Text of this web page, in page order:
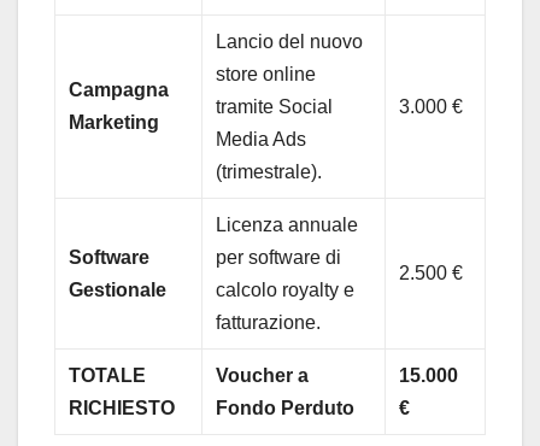
Campagna
Marketing
Lancio del nuovo
store online
tramite Social
Media Ads
(trimestrale).
3.000 €
Software
Gestionale
Licenza annuale
per software di
calcolo royalty e
fatturazione.
2.500 €
TOTALE
RICHIESTO
Voucher a
Fondo Perduto
15.000
€